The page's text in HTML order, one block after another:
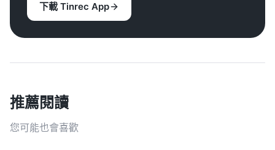
下載 Tinrec App
推薦閱讀
您可能也會喜歡